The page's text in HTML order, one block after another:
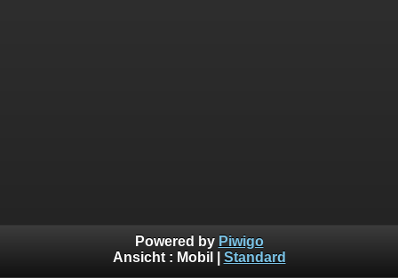
Powered by Piwigo
Ansicht : Mobil Standard